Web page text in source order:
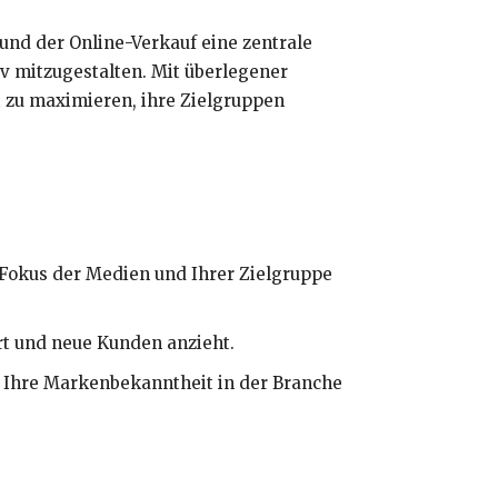
der Online-Verkauf eine zentrale
mitzugestalten. Mit überlegener
maximieren, ihre Zielgruppen
der Medien und Ihrer Zielgruppe
neue Kunden anzieht.
Markenbekanntheit in der Branche